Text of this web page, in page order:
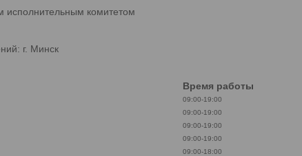
исполнительным комитетом
г. Минск
Время работы
09:00-19:00
09:00-19:00
09:00-19:00
09:00-19:00
09:00-18:00